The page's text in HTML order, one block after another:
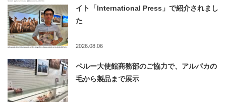
イト「International Press」で紹介されまし
た
2026.08.06
ペルー大使館商務部のご協力で、アルパカの
毛から製品まで展示